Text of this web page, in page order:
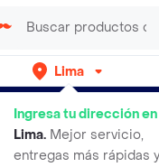
Lima
Ingresa tu dirección en
Lima. Mejor servicio,
entregas más rápidas y
gratis por semanas